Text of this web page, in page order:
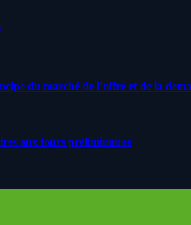
du marché de l’offre et de la
aux tours préliminaires